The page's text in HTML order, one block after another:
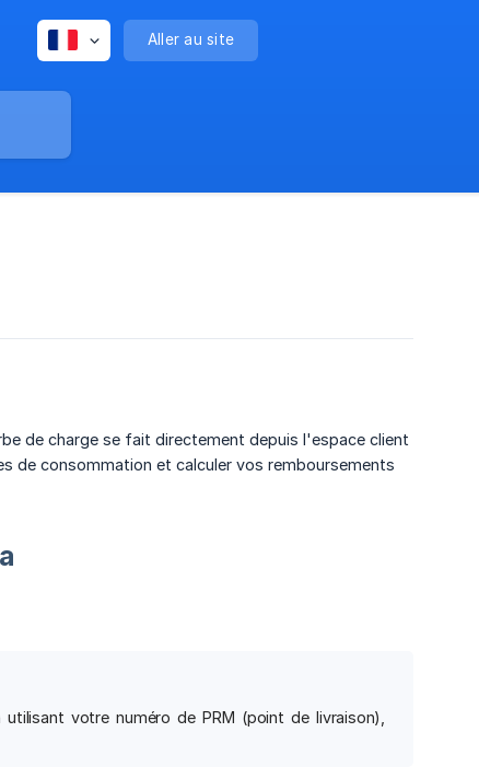
Aller au site
de charge se fait directement depuis l'espace client
de consommation et calculer vos remboursements
votre numéro de PRM (point de livraison),